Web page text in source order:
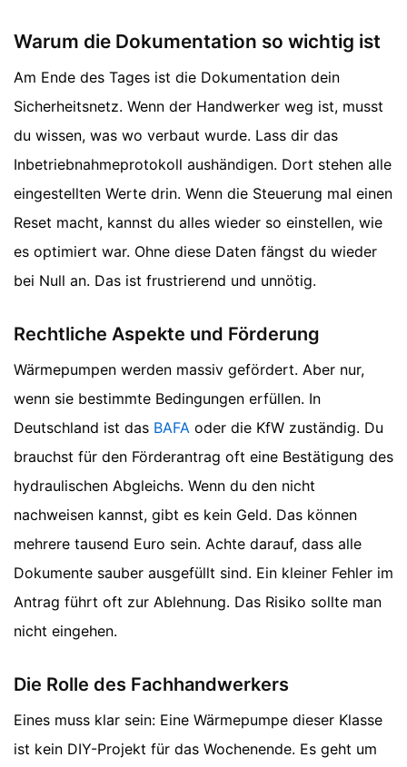
Warum die Dokumentation so wichtig ist
Am Ende des Tages ist die Dokumentation dein
Sicherheitsnetz. Wenn der Handwerker weg ist, musst
du wissen, was wo verbaut wurde. Lass dir das
Inbetriebnahmeprotokoll aushändigen. Dort stehen alle
eingestellten Werte drin. Wenn die Steuerung mal einen
Reset macht, kannst du alles wieder so einstellen, wie
es optimiert war. Ohne diese Daten fängst du wieder
bei Null an. Das ist frustrierend und unnötig.
Rechtliche Aspekte und Förderung
Wärmepumpen werden massiv gefördert. Aber nur,
wenn sie bestimmte Bedingungen erfüllen. In
Deutschland ist das BAFA oder die KfW zuständig. Du
brauchst für den Förderantrag oft eine Bestätigung des
hydraulischen Abgleichs. Wenn du den nicht
nachweisen kannst, gibt es kein Geld. Das können
mehrere tausend Euro sein. Achte darauf, dass alle
Dokumente sauber ausgefüllt sind. Ein kleiner Fehler im
Antrag führt oft zur Ablehnung. Das Risiko sollte man
nicht eingehen.
Die Rolle des Fachhandwerkers
Eines muss klar sein: Eine Wärmepumpe dieser Klasse
ist kein DIY-Projekt für das Wochenende. Es geht um